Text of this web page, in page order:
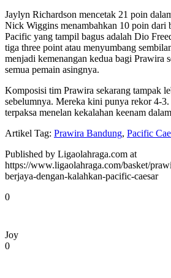
Jaylyn Richardson mencetak 21 poin
Nick Wiggins menambahkan 10 poin dari
Pacific yang tampil bagus adalah Dio
tiga three point atau menyumbang
menjadi kemenangan kedua bagi Prawira
semua pemain asingnya.
Komposisi tim Prawira sekarang tampak
sebelumnya. Mereka kini punya rekor 4-
terpaksa menelan kekalahan keenam
Artikel Tag: Prawira Bandung, Pacific
Published by Ligaolahraga.com at
https://www.ligaolahraga.com/basket/
berjaya-dengan-kalahkan-pacific-caesar
0
Joy
0